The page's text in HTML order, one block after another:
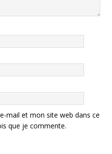
mail et mon site web dans ce
que je commente.